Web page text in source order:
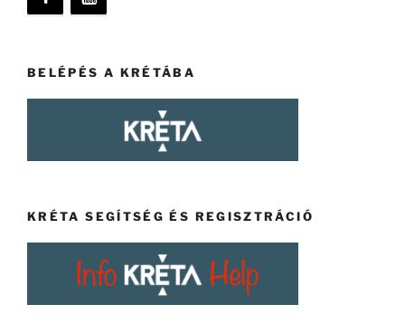
BELÉPÉS A KRÉTÁBA
KRÉTA SEGÍTSÉG ÉS REGISZTRÁCIÓ